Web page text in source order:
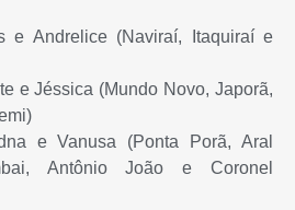
e Andrelice (Naviraí, Itaquiraí e
e Jéssica (Mundo Novo, Japorã,
e Vanusa (Ponta Porã, Aral
Antônio João e Coronel